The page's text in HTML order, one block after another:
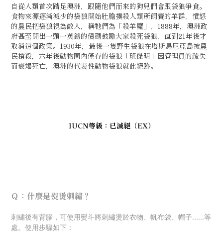
自從人類首次踏足澳洲，跟隨他們而來的狗兒們會跟袋狼爭食。
食物來源逐漸減少的袋狼開始壯膽撲殺人類所飼養的羊群，憤怒
的農民把袋狼視為敵人，稱牠們為「殺羊魔」，1888年，澳洲政
府甚至開出一頭一英鎊的價碼鼓勵大家殺死袋狼，直到21年後才
取消這個政策。1930年，最後一隻野生袋狼在塔斯馬尼亞島被農
民槍殺，六年後動物園內僅存的袋狼「班傑明」因管理員的疏失
而衰竭死亡，澳洲的代表性動物袋狼就此絕跡。
IUCN等級：已滅絕（EX）
Ｑ：什麼是熨燙刺繡？
刺繡後有背膠，可使用熨斗將刺繡燙於衣物、帆布袋、帽子......等
處。使用步驟如下：